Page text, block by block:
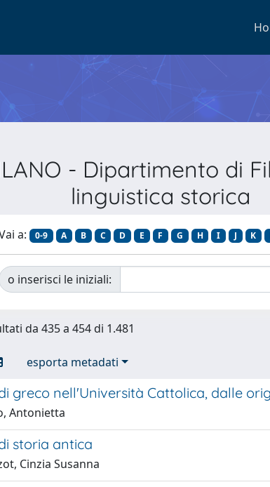
- Dipartimento di
linguistica storica
a: 0-9 A B C D E F G H I J K
o inserisci le iniziali:
da 435 a 454 di 1.481
esporta metadati
greco nell'Università Cattolica, dalle
Antonietta
storia antica
Cinzia Susanna